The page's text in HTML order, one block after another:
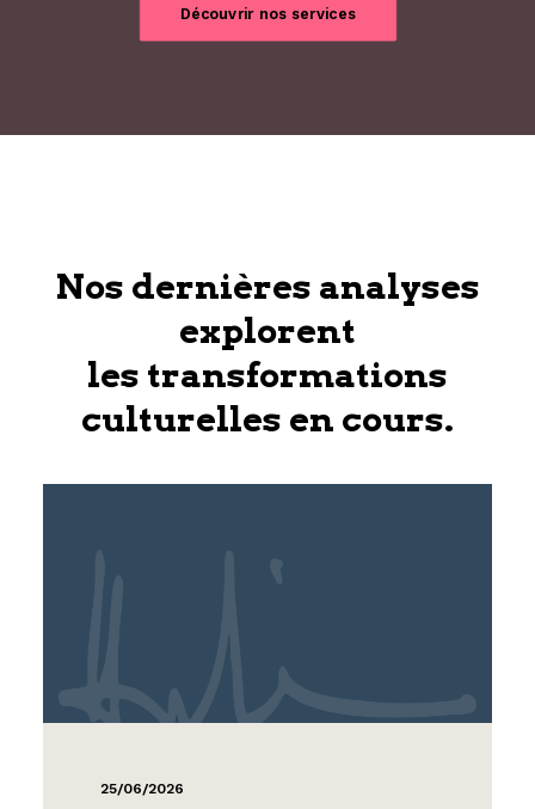
Découvrir nos services
Nos dernières analyses
explorent
les transformations
culturelles en cours.
25/06/2026